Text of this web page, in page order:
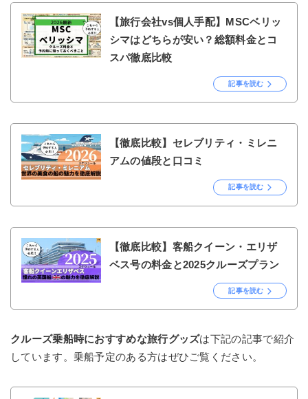
【旅行会社vs個人手配】MSCベリッ
シマはどちらが安い？総額料金とコ
スパ徹底比較
記事を読む
【徹底比較】セレブリティ・ミレニ
アムの値段と口コミ
記事を読む
【徹底比較】客船クイーン・エリザ
ベス号の料金と2025クルーズプラン
記事を読む
クルーズ乗船時におすすめな旅行グッズは下記の記事で紹介
しています。乗船予定のある方はぜひご覧ください。